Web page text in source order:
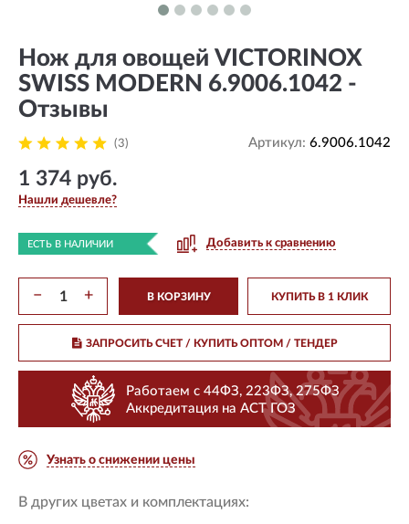
Нож для овощей VICTORINOX
SWISS MODERN 6.9006.1042 -
Отзывы
(3) Артикул: 6.9006.1042
1 374 руб.
Нашли дешевле?
ЕСТЬ В НАЛИЧИИ Добавить к сравнению
− + В КОРЗИНУ КУПИТЬ В 1 КЛИК
ЗАПРОСИТЬ СЧЕТ / КУПИТЬ ОПТОМ/ ТЕНДЕР
Работаем с 44ФЗ, 223ФЗ, 275ФЗ
Аккредитация на АСТ ГОЗ
Узнать о снижении цены
В других цветах и комплектациях: